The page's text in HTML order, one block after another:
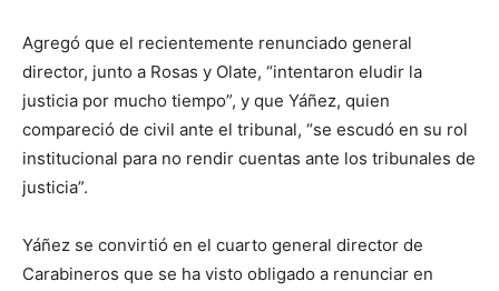
Agregó que el recientemente renunciado general
director, junto a Rosas y Olate, “intentaron eludir la
justicia por mucho tiempo”, y que Yáñez, quien
compareció de civil ante el tribunal, “se escudó en su rol
institucional para no rendir cuentas ante los tribunales de
justicia”.
Yáñez se convirtió en el cuarto general director de
Carabineros que se ha visto obligado a renunciar en